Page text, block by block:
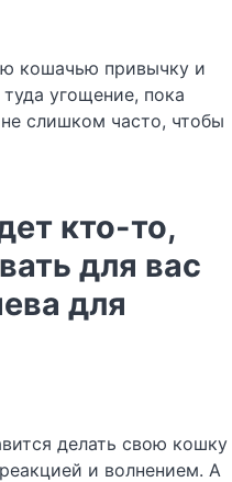
кошачью привычку и
угощение, пока
слишком часто, чтобы
кто-то,
для вас
для
делать свою кошку
и волнением. А